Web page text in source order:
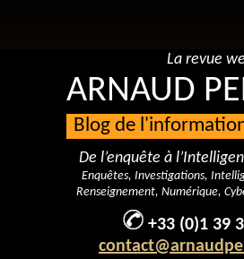
La revue
ARNAUD
Blog de
De l’enquête à
Enquêtes, Investigations,
Renseignement, Numérique,
+33 (0)1 39